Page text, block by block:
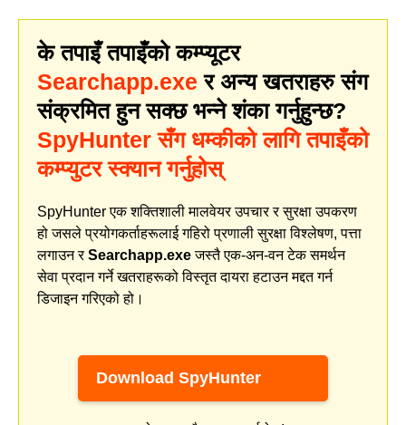
के तपाइँ तपाइँको कम्प्यूटर
Searchapp.exe र अन्य खतराहरु संग
संक्रमित हुन सक्छ भन्ने शंका गर्नुहुन्छ?
SpyHunter सँग धम्कीको लागि तपाइँको
कम्प्युटर स्क्यान गर्नुहोस्
SpyHunter एक शक्तिशाली मालवेयर उपचार र सुरक्षा उपकरण
हो जसले प्रयोगकर्ताहरूलाई गहिरो प्रणाली सुरक्षा विश्लेषण, पत्ता
लगाउन रSearchapp.exeजस्तै एक-अन-वन टेक समर्थन
सेवा प्रदान गर्ने खतराहरूको विस्तृत दायरा हटाउन मद्दत गर्न
डिजाइन गरिएको हो।
Download SpyHunter